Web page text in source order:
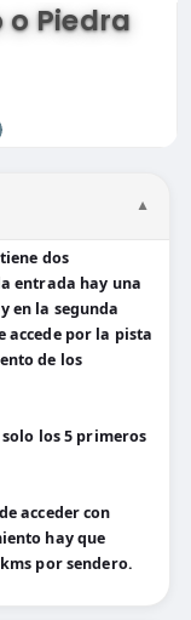
o Piedra
▼
dos
entrada hay una
en la segunda
accede por la pista
de los
los 5 primeros
acceder con
hay que
por sendero.